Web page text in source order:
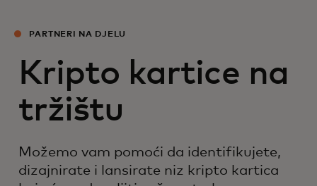
PARTNERI NA DJELU
Kripto kartice na
tržištu
Možemo vam pomoći da identifikujete,
dizajnirate i lansirate niz kripto kartica